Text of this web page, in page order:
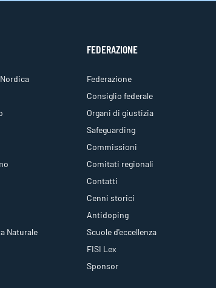
Naturale
FEDERAZIONE
Federazione
Consiglio federale
Organi di giustizia
Safeguarding
Commissioni
Comitati regionali
Contatti
Cenni storici
Antidoping
Scuole d'eccellenza
FISI Lex
Sponsor